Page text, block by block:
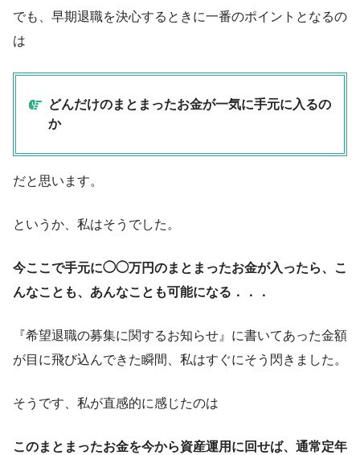
でも、早期退職を決心するときに一番のポイントとなるの
は
どんだけのまとまったお金が一気に手元に入るの
か
だと思います。
というか、私はそうでした。
今ここで手元に◯◯万円のまとまったお金が入ったら、こ
んなことも、あんなことも可能になる．．．
『希望退職の募集に関するお知らせ』に書いてあった金額
が目に飛び込んできた瞬間、私はすぐにそう閃きました。
そうです、私が直感的に感じたのは
このまとまったお金を今から資産運用に回せば、通常定年